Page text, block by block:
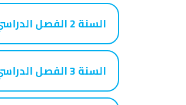
السنة 2 الفصل الدراسي 4
السنة 3 الفصل الدراسي 5